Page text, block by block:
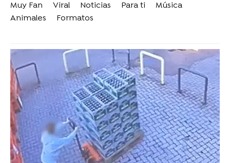
Muy Fan Viral Noticias Para ti
Música
Animales
Formatos